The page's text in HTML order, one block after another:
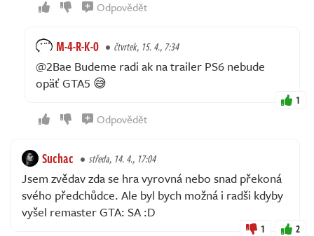
Odpovědět
M-4-R-K-0 čtvrtek, 15. 4., 7:34
@2Bae Budeme radi ak na trailer PS6 nebude
opäť GTA5 😅
1
Odpovědět
Suchac středa, 14. 4., 17:04
Jsem zvědav zda se hra vyrovná nebo snad překoná
svého předchůdce. Ale byl bych možná i radši kdyby
vyšel remaster GTA: SA :D
1 2